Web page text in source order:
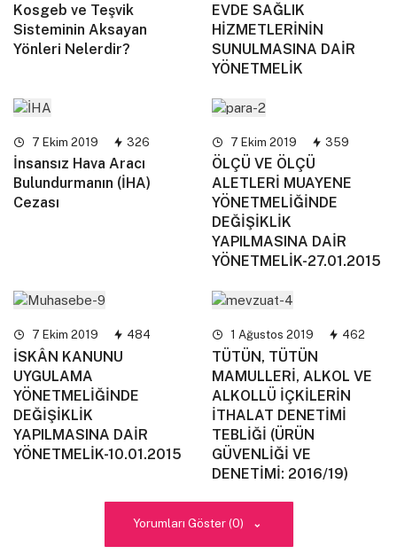
Kosgeb ve Teşvik
Sisteminin Aksayan
Yönleri Nelerdir?
EVDE SAĞLIK
HİZMETLERİNİN
SUNULMASINA DAİR
YÖNETMELİK
7 Ekim 2019 326
İnsansız Hava Aracı
Bulundurmanın (İHA)
Cezası
7 Ekim 2019 359
ÖLÇÜ VE ÖLÇÜ
ALETLERİ MUAYENE
YÖNETMELİĞİNDE
DEĞİŞİKLİK
YAPILMASINA DAİR
YÖNETMELİK-27.01.2015
7 Ekim 2019 484
İSKÂN KANUNU
UYGULAMA
YÖNETMELİĞİNDE
DEĞİŞİKLİK
YAPILMASINA DAİR
YÖNETMELİK-10.01.2015
1 Ağustos 2019 462
TÜTÜN, TÜTÜN
MAMULLERİ, ALKOL VE
ALKOLLÜ İÇKİLERİN
İTHALAT DENETİMİ
TEBLİĞİ (ÜRÜN
GÜVENLİĞİ VE
DENETİMİ: 2016/19)
Yorumları Göster (0)